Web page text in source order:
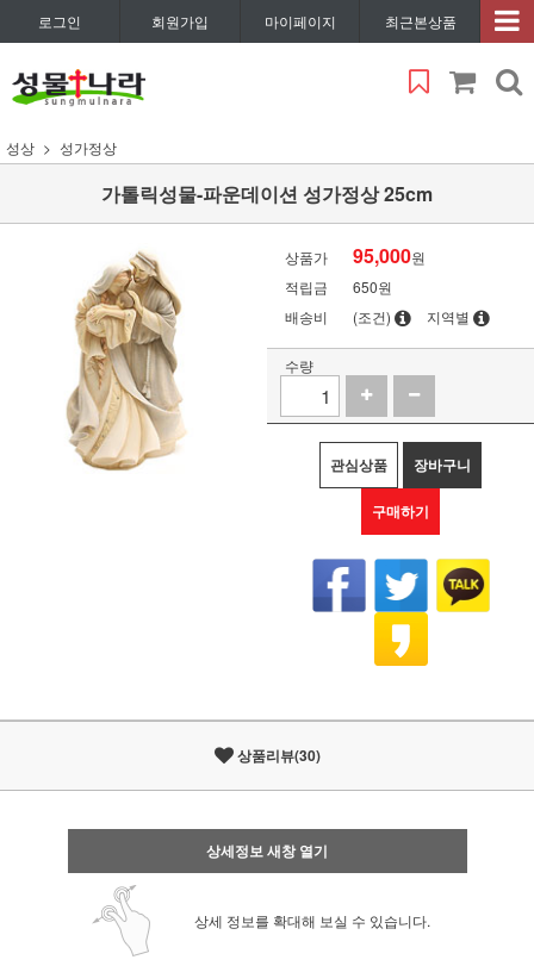
로그인 회원가입 마이페이지 최근본상품
성상 성가정상
가톨릭성물-파운데이션 성가정상 25cm
상품가 95,000원
적립금
650원
배송비
(조건) 지역별
수량
관심상품 장바구니
구매하기
상품리뷰(30)
상세정보 새창 열기
상세 정보를 확대해 보실 수 있습니다.